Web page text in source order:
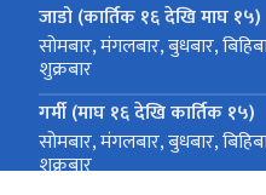
जाडो (कार्तिक १६ देखि माघ १५)
सोमबार, मंगलबार, बुधबार,
शुक्रबार
गर्मी (माघ १६ देखि कार्तिक १५)
सोमबार, मंगलबार, बुधबार,
शुक्रबार